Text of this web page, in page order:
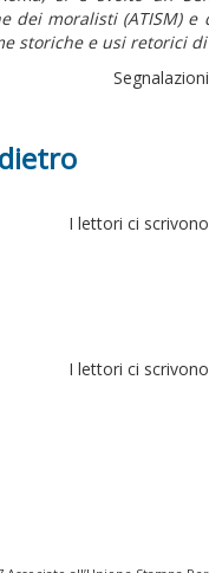
moralisti (ATISM) e
storiche e usi retorici di
I lettori ci
I lettori ci